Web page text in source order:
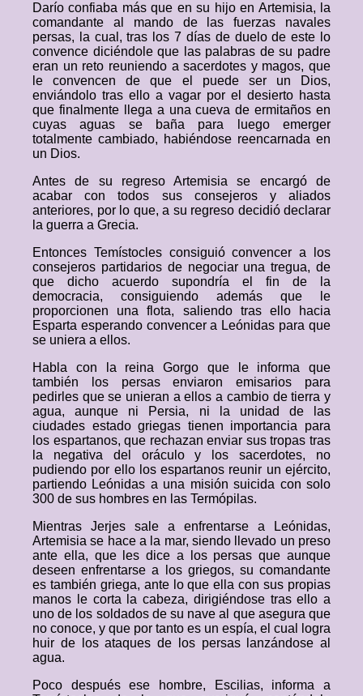
Darío confiaba más que en su hijo en Artemisia, la
comandante al mando de las fuerzas navales
persas, la cual, tras los 7 días de duelo de este lo
convence diciéndole que las palabras de su padre
eran un reto reuniendo a sacerdotes y magos, que
le convencen de que el puede ser un Dios,
enviándolo tras ello a vagar por el desierto hasta
que finalmente llega a una cueva de ermitaños en
cuyas aguas se baña para luego emerger
totalmente cambiado, habiéndose reencarnada en
un Dios.
Antes de su regreso Artemisia se encargó de
acabar con todos sus consejeros y aliados
anteriores, por lo que, a su regreso decidió declarar
la guerra a Grecia.
Entonces Temístocles consiguió convencer a los
consejeros partidarios de negociar una tregua, de
que dicho acuerdo supondría el fin de la
democracia, consiguiendo además que le
proporcionen una flota, saliendo tras ello hacia
Esparta esperando convencer a Leónidas para que
se uniera a ellos.
Habla con la reina Gorgo que le informa que
también los persas enviaron emisarios para
pedirles que se unieran a ellos a cambio de tierra y
agua, aunque ni Persia, ni la unidad de las
ciudades estado griegas tienen importancia para
los espartanos, que rechazan enviar sus tropas tras
la negativa del oráculo y los sacerdotes, no
pudiendo por ello los espartanos reunir un ejército,
partiendo Leónidas a una misión suicida con solo
300 de sus hombres en las Termópilas.
Mientras Jerjes sale a enfrentarse a Leónidas,
Artemisia se hace a la mar, siendo llevado un preso
ante ella, que les dice a los persas que aunque
deseen enfrentarse a los griegos, su comandante
es también griega, ante lo que ella con sus propias
manos le corta la cabeza, dirigiéndose tras ello a
uno de los soldados de su nave al que asegura que
no conoce, y que por tanto es un espía, el cual logra
huir de los ataques de los persas lanzándose al
agua.
Poco después ese hombre, Escilias, informa a